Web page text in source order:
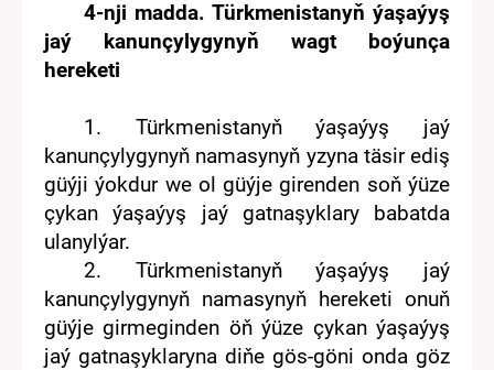
4-nji madda.Türkmenistanyň ýaşaýyş
jaý kanunçylygynyň wagt boýunça
hereketi
1. Türkmenistanyň ýaşaýyş jaý
kanunçylygynyň namasynyň yzyna täsir ediş
güýji ýokdur we o güýje girenden soň ýüze
çykan ýaşaýyş jaý gatnaşyklary babatda
ulanylýar.
2. Türkmenistanyň ýaşaýyş jaý
kanunçylygynyň namasynyň
hereketi onuň
güýje girmeginden öňýüze çykan ýaşaýyş
jaý gatnaşyklaryna diňe gös-göni onda göz